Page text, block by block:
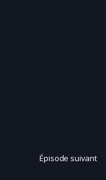
Épisode suivant